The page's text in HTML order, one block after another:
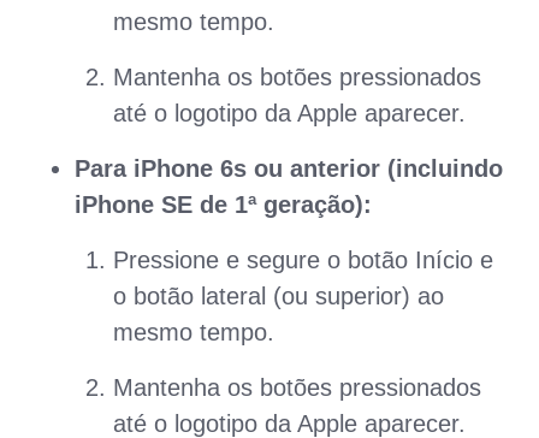
mesmo tempo.
Mantenha os botões pressionados
até o logotipo da Apple aparecer.
Para iPhone 6s ou anterior (incluindo
iPhone SE de 1ª geração):
Pressione e segure o botão Início e
o botão lateral (ou superior) ao
mesmo tempo.
Mantenha os botões pressionados
até o logotipo da Apple aparecer.